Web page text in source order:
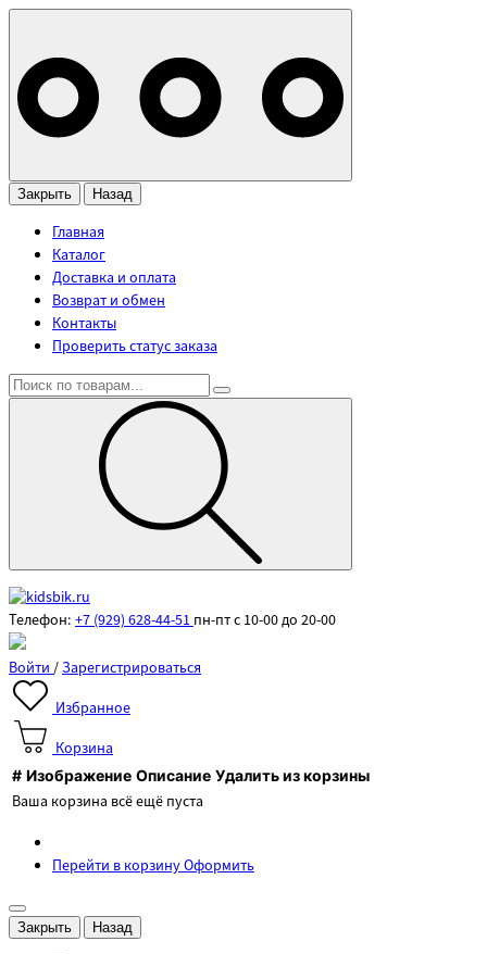
Закрыть Назад
Главная
Каталог
Доставка и оплата
Возврат и обмен
Контакты
Проверить статус заказа
Телефон: +7 (929) 628-44-51пн-пт с 10-00 до 20-00
Войти/Зарегистрироваться
Избранное
Корзина
# Изображение Описание Удалить из корзины
Ваша корзина всё ещё пуста
Перейти в корзинуОформить
Закрыть Назад